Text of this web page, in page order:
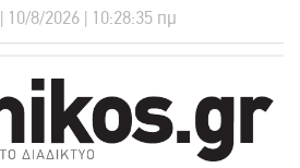
| 10/8/2026 | 10:28:35 πμ